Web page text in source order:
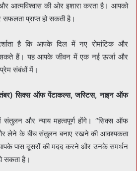
आत्मविश्वास की ओर इशारा करता है। आपको
प्राप्त हो सकती है।
है कि आपके दिल में नए रोमांटिक और
सकते हैं। यह आपके जीवन में एक नई ऊर्जा और
संबंधों में।
सिक्स ऑफ पेंटाकल्स, जस्टिस, नाइन ऑफ
संतुलन और न्याय महत्वपूर्ण होंगे। “सिक्स ऑफ
लेने के बीच संतुलन बनाए रखने की आवश्यकता
पास दूसरों की मदद करने और उनके समर्थन
सकता है।